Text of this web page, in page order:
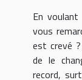
En
vous
est crevé
de le
record,